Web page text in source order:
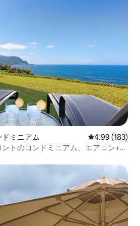
です。
ミニアム レビュー183
4.99 (183)
トのコンドミニアム、エアコン+夕
です。